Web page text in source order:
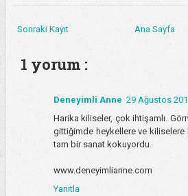
Sonraki Kayıt Ana Sayfa
1 yorum :
Deneyimli Anne 29 Ağustos
Harika kiliseler, çok ihtişamlı.
gittiğimde heykellere ve kiliselere
tam bir sanat kokuyordu.
www.deneyimlianne.com
Yanıtla